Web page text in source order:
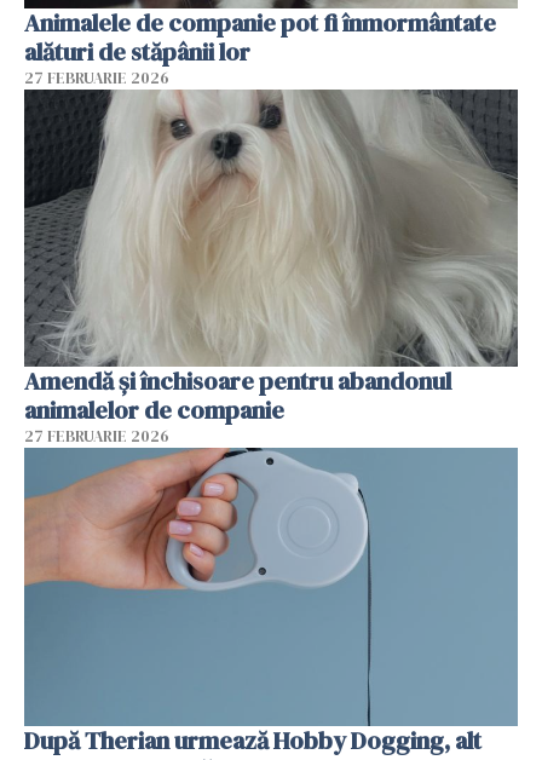
Animalele de companie pot fi înmormântate
alături de stăpânii lor
27 FEBRUARIE 2026
Amendă și închisoare pentru abandonul
animalelor de companie
27 FEBRUARIE 2026
După Therian urmează Hobby Dogging, alt